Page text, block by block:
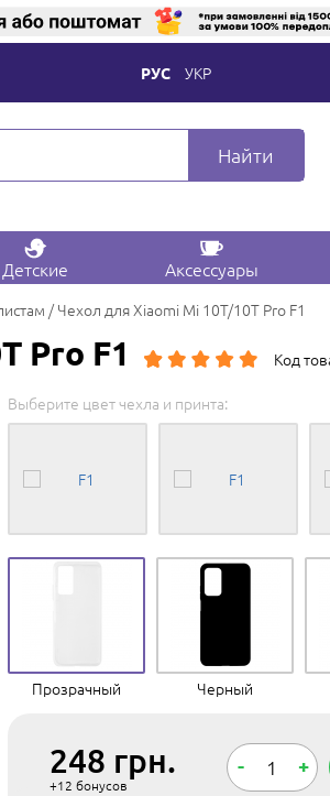
РУС УКР
Найти
Детские Аксессуары
Чехол для Xiaomi Mi 10T/10T Pro F1
Pro F1 Код
Выберите цвет чехла и принта:
Прозрачный Черный
248 грн.
+12 бонусов
- +